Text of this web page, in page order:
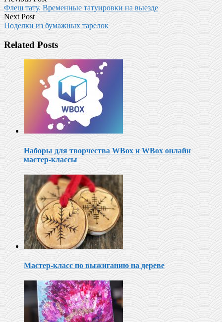
Флеш тату. Временные татуировки на выезде
Next Post
Поделки из бумажных тарелок
Related Posts
Наборы для творчества WBox и WBox онлайн
мастер-классы
Мастер-класс по выжиганию на дереве